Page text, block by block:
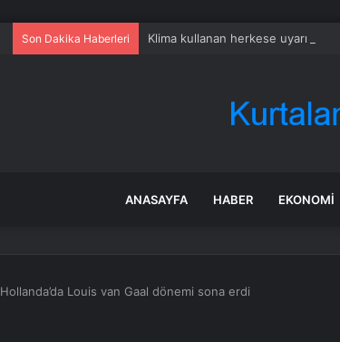
Son Dakika Haberleri Klima kullanan herkese uyarı yapıldı
ANASAYFA HABER EKONOMI
Hollanda’da Louis van Gaal dönemi sona erdi